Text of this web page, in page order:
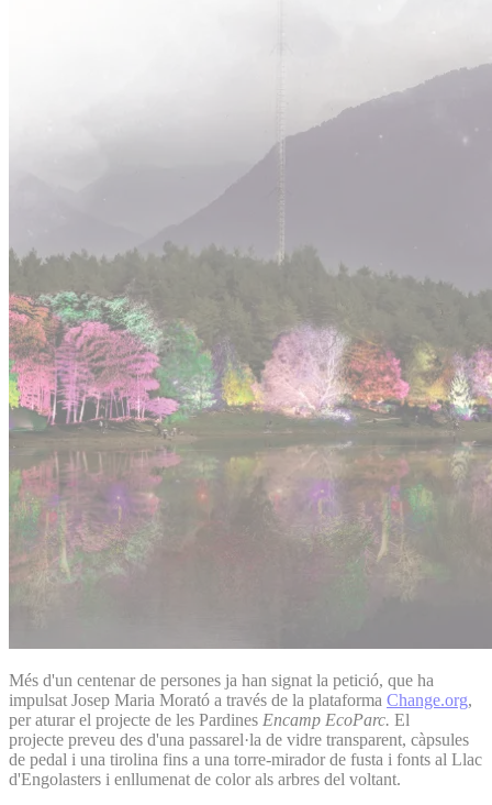
Més d'un centenar de persones ja han signat la petició, que ha
impulsat Josep Maria Morató a través de la plataforma Change.org,
per aturar el projecte de les Pardines Encamp EcoParc. El
projecte preveu des d'una passarel·la de vidre transparent, càpsules
de pedal i una tirolina fins a una torre-mirador de fusta i fonts al Llac
d'Engolasters i enllumenat de color als arbres del voltant.